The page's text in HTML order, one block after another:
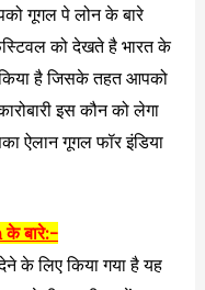
गूगल पे लोन के बारे
को देखते है भारत के
किया है जिसके तहत आपको
इस कौन को लेगा
ऐलान गूगल फॉर इंडिया
बारे:-
के लिए किया गया है यह